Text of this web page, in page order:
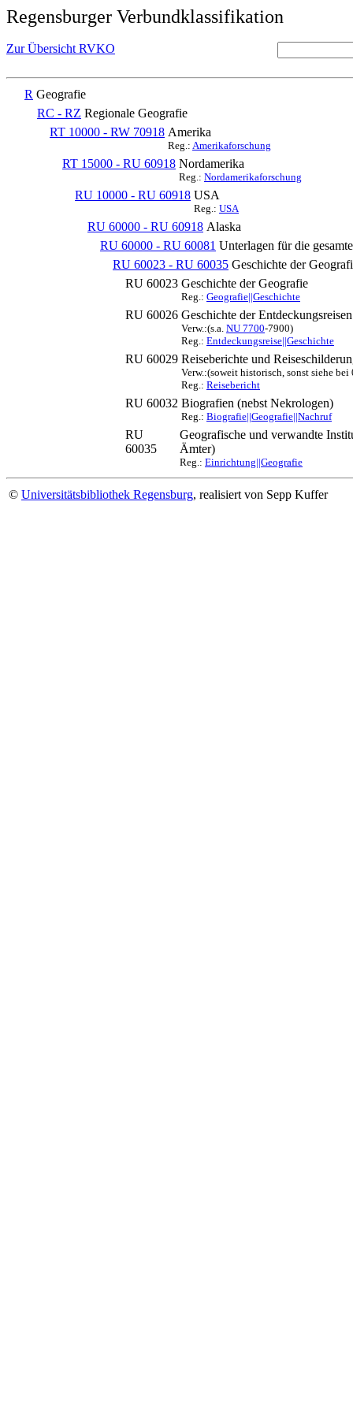
Regensburger Verbundklassifikation
Zur Übersicht RVKO
R Geografie
RC - RZ Regionale Geografie
RT 10000 - RW 70918 Amerika
Reg.: Amerikaforschung
RT 15000 - RU 60918 Nordamerika
Reg.: Nordamerikaforschung
RU 10000 - RU 60918 USA
Reg.: USA
RU 60000 - RU 60918 Alaska
RU 60000 - RU 60081 Unterlagen für die
RU 60023 - RU 60035 Geschichte der
RU 60023 Geschichte der Geografie
Reg.: Geografie||Geschichte
RU 60026 Geschichte der Entdeckungsreisen
Verw.:(s.a. NU 7700-7900)
Reg.: Entdeckungsreise||Geschichte
RU 60029 Reiseberichte und
Verw.:(soweit historisch, sonst siehe bei
Reg.: Reisebericht
RU 60032 Biografien (nebst Nekrologen)
Reg.: Biografie||Geografie||Nachruf
RU
60035
Geografische und verwandte
Ämter)
Reg.: Einrichtung||Geografie
© Universitätsbibliothek Regensburg, realisiert von Sepp Kuffer